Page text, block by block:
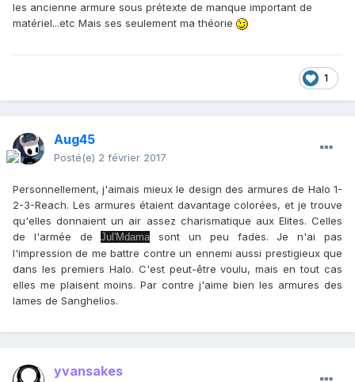
les ancienne armure sous prétexte de manque important de
matériel...etc Mais ses seulement ma théorie
1
Aug45
Posté(e) 2 février 2017
Personnellement, j'aimais mieux le design des armures de Halo 1-
2-3-Reach. Les armures étaient davantage colorées, et je trouve
qu'elles donnaient un air assez charismatique aux Elites. Celles
de l'armée deJul'Mdama sont un peu fades. Je n'ai pas
l'impression de me battre contre un ennemi aussi prestigieux que
dans les premiers Halo. C'est peut-être voulu, mais en tout cas
elles me plaisent moins. Par contre j'aime bien les armures des
lames de Sanghelios.
yvansakes